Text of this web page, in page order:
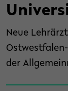
Neue
der